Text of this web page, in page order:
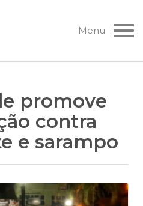
Menu
promove
contra
e sarampo